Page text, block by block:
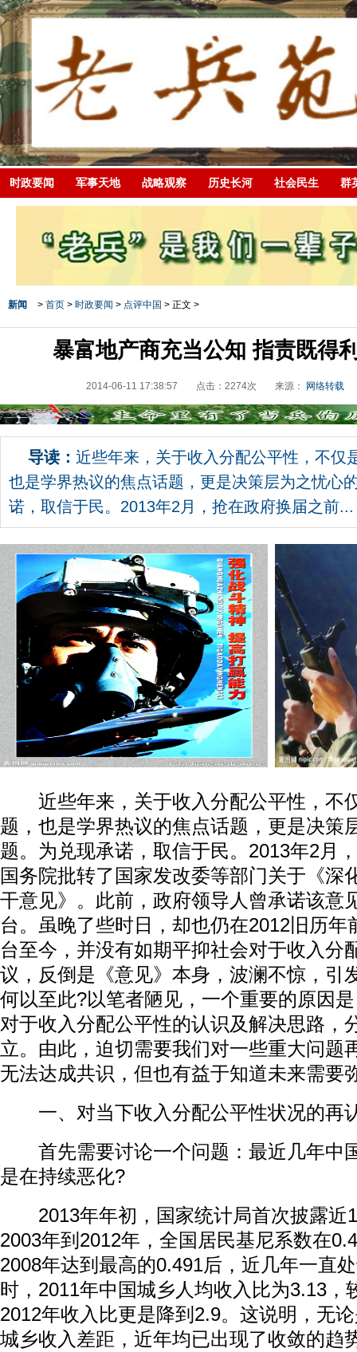
时政要闻 军事天地 战略观察 历史长河 社会民生 群
新闻 > 首页 > 时政要闻 > 点评中国 > 正文 >
暴富地产商充当公知 指责既得
2014-06-11 17:38:57 点击： 2274次 来源： 网络转载
导读： 近些年来，关于收入分配公平性，不仅
也是学界热议的焦点话题，更是决策层为之忧心
诺，取信于民。2013年2月，抢在政府换届之前...
近些年来，关于收入分配公平性，不
题，也是学界热议的焦点话题，更是决策
题。为兑现承诺，取信于民。2013年2月
国务院批转了国家发改委等部门关于《深
干意见》。此前，政府领导人曾承诺该意
台。虽晚了些时日，却也仍在2012旧历年
台至今，并没有如期平抑社会对于收入分
议，反倒是《意见》本身，波澜不惊，引
何以至此?以笔者陋见，一个重要的原因
对于收入分配公平性的认识及解决思路，
立。由此，迫切需要我们对一些重大问题
无法达成共识，但也有益于知道未来需要
一、对当下收入分配公平性状况的再
首先需要讨论一个问题：最近几年中
是在持续恶化?
2013年年初，国家统计局首次披露近
2003年到2012年，全国居民基尼系数在
2008年达到最高的0.491后，近几年一直
时，2011年中国城乡人均收入比为3.13，
2012年收入比更是降到2.9。这说明，无
城乡收入差距，近年均已出现了收敛的趋